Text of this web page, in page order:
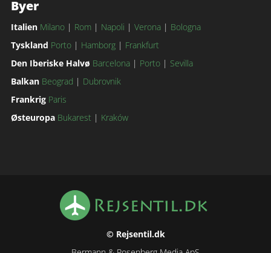
Byer
Italien Milano| Rom| Napoli | Verona| Bologna
Tyskland Porto| Hamborg| Frankfurt
Den Iberiske Halvø Barcelona| Porto| Sevilla
Balkan Beograd | Dubrovnik
Frankrig Paris
Østeuropa Bukarest| Kraków
© Rejsentil.dk